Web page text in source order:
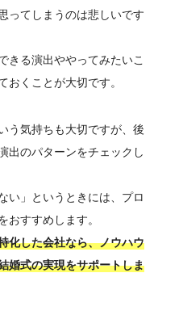
ってしまうのは悲しいです
きる演出ややってみたいこ
おくことが大切です。
う気持ちも大切ですが、後
出のパターンをチェックし
い」というときには、プロ
すすめします。
化した会社なら、ノウハウ
婚式の実現をサポートしま